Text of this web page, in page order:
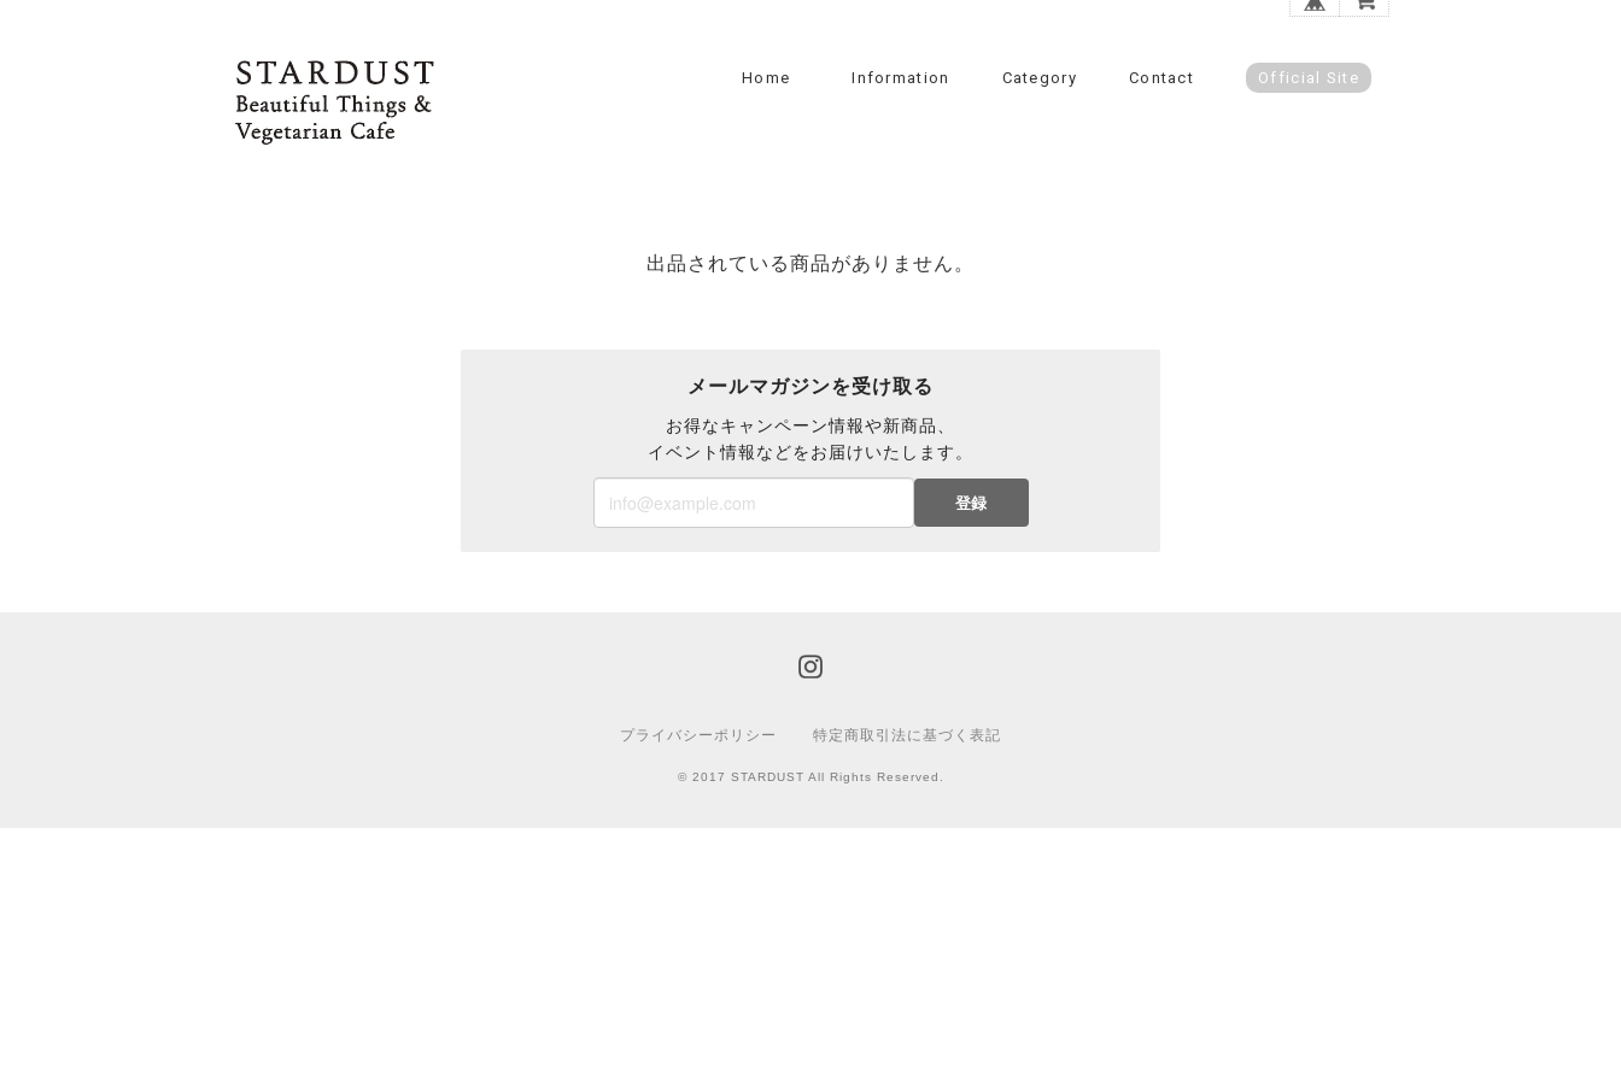
Home Information Category Contact Official Site
出品されている商品がありません。
メールマガジンを受け取る
お得なキャンペーン情報や新商品、
イベント情報などをお届けいたします。
登録
プライバシーポリシー 特定商取引法に基づく表記
© 2017 STARDUST All Rights Reserved.